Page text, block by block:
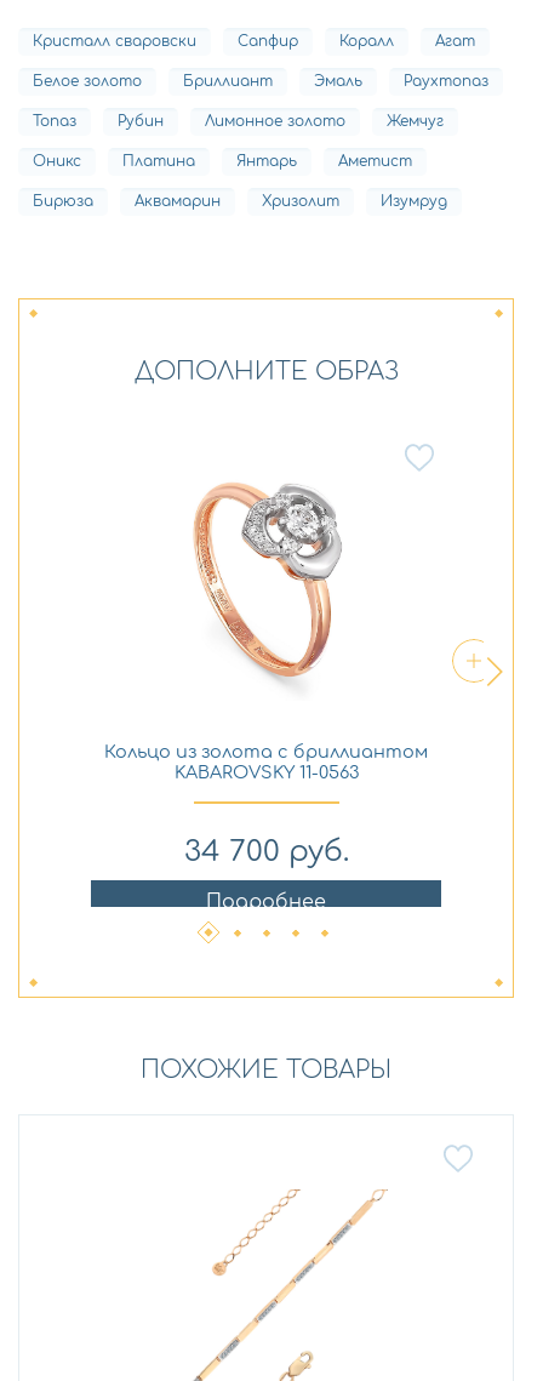
Кристалл сваровски Сапфир Коралл Агат
Белое золото Бриллиант Эмаль Раухтопаз
Топаз Рубин Лимонное золото Жемчуг
Оникс Платина Янтарь Аметист
Бирюза Аквамарин Хризолит Изумруд
ДОПОЛНИТЕ ОБРАЗ
Кольцо из золота с бриллиантом
KABAROVSKY 11-0563
34 700 руб.
Подробнее
ПОХОЖИЕ ТОВАРЫ